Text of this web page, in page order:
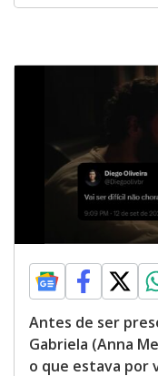
Antes de ser
Gabriela (Anna
o que estava por